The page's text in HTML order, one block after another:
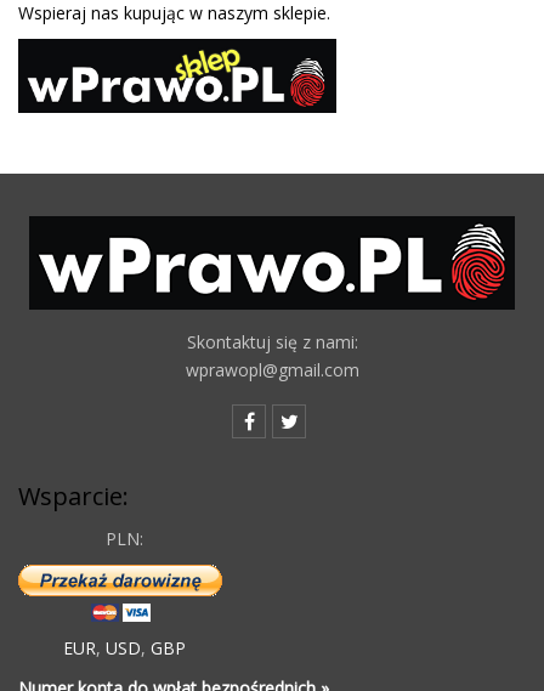
Wspieraj nas kupując w naszym sklepie.
Skontaktuj się z nami:
wprawopl@gmail.com
Wsparcie:
PLN:
EUR, USD, GBP